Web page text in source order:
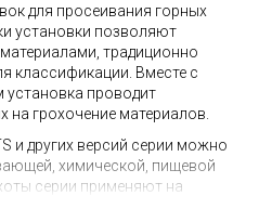
для просеивания горных
установки позволяют
традиционно
классификации. Вместе с
проводит
грохочение материалов.
и других версий серии можно
химической, пищевой
серии применяют на